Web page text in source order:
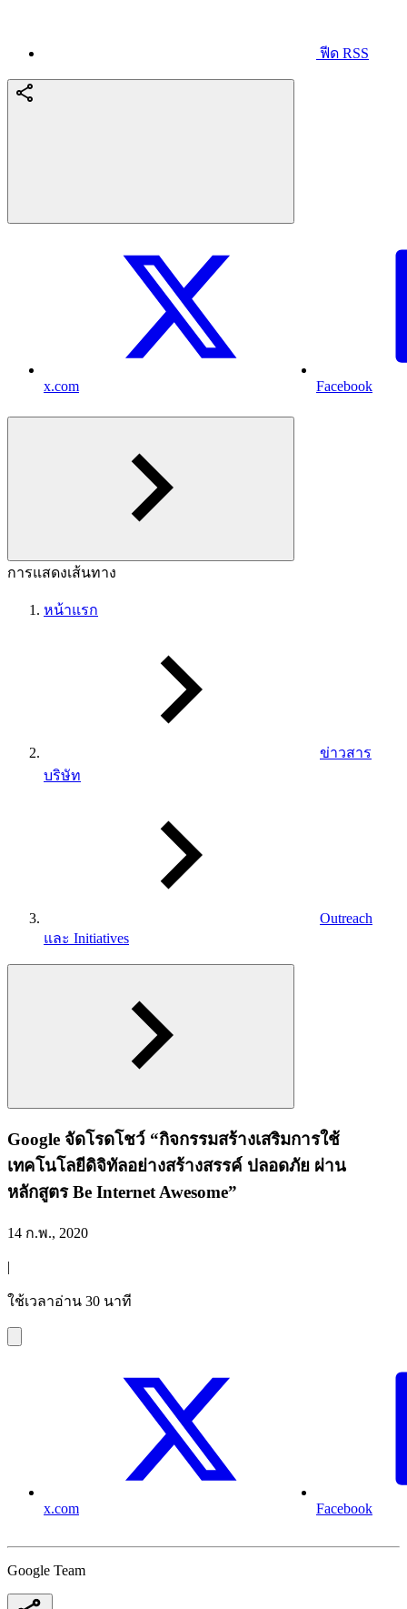
ฟีด RSS
x.com Facebook
การแสดงเส้นทาง
หน้าแรก
ข่าวสาร
บริษัท
Outreach
และ Initiatives
Google จัดโรดโชว์ “กิจกรรมสร้างเสริมการใช้
เทคโนโลยีดิจิทัลอย่างสร้างสรรค์ ปลอดภัย ผ่าน
หลักสูตร Be Internet Awesome”
14 ก.พ., 2020
|
ใช้เวลาอ่าน 30 นาที
x.com Facebook
Google Team